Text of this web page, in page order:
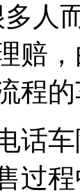
多人
赔
程
话
过